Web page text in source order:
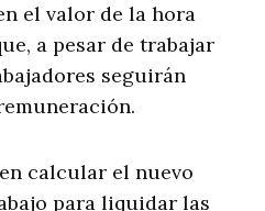
el valor de la hora
a pesar de trabajar
seguirán
calcular el nuevo
para liquidar las